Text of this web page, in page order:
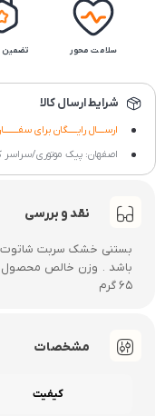
سلامت محور تضمین
شرایط ارسال کالا
ارســــال رایـــــگان برای سفــــــــارش
اصفهان: پیک موتوری/سراسر
نقد و بررسی
بستنی خشک سربت شاتوت
65 گرم
مشخصات
کیفیت